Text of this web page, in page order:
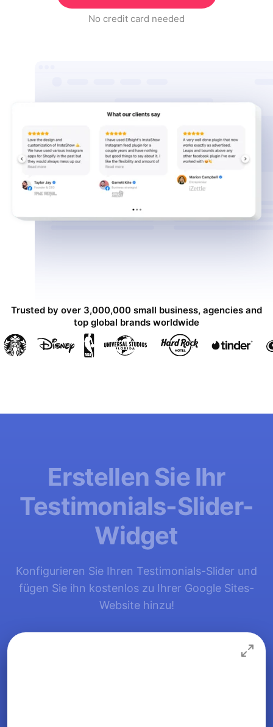
No credit card needed
Trusted by over 3,000,000 small business, agencies and
top global brands worldwide
Erstellen Sie Ihr
Testimonials-Slider-
Widget
Konfigurieren Sie Ihren Testimonials-Slider und
fügen Sie ihn kostenlos zu Ihrer Google Sites-
Website hinzu!